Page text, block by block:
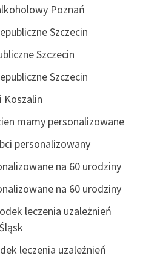
Poznań
Szczecin
Szczecin
Szczecin
Koszalin
mamy personalizowane
personalizowany
na 60 urodziny
na 60 urodziny
leczenia uzależnień
leczenia uzależnień